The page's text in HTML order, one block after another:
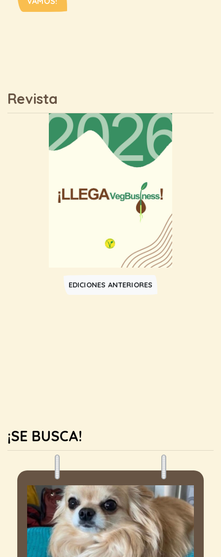
Revista
EDICIONES ANTERIORES
¡SE BUSCA!